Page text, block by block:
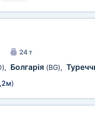
24 т
, Болгарія (BG),
)